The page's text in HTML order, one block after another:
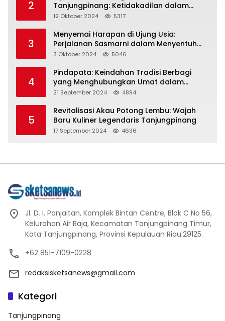
2
Tanjungpinang: Ketidakadilan dalam
Representasi
12 Oktober 2024 5317
3
Menyemai Harapan di Ujung Usia:
Perjalanan Sasmarni dalam Menyentuh
Hati dan Jiwa
3 Oktober 2024 5046
4
Pindapata: Keindahan Tradisi Berbagi
yang Menghubungkan Umat dalam
Spiritualitas dan Kebersamaan dalam
21 September 2024 4894
5
Revitalisasi Akau Potong Lembu: Wajah
Baru Kuliner Legendaris Tanjungpinang
17 September 2024 4636
Jl. D. I. Panjaitan, Komplek Bintan Centre, Blok C No 56,
Kelurahan Air Raja, Kecamatan Tanjungpinang Timur,
Kota Tanjungpinang, Provinsi Kepulauan Riau.29125.
+62 851-7109-0228
redaksisketsanews@gmail.com
Kategori
Tanjungpinang